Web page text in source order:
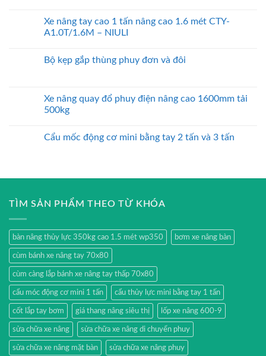
Xe nâng tay cao 1 tấn nâng cao 1.6 mét CTY-
A1.0T/1.6M – NIULI
Bộ kẹp gắp thùng phuy đơn và đôi
Xe nâng quay đổ phuy điện nâng cao 1600mm tải
500kg
Cẩu mốc động cơ mini bằng tay 2 tấn và 3 tấn
TÌM SẢN PHẨM THEO TỪ KHÓA
bàn nâng thủy lực 350kg cao 1.5 mét wp350 bơm xe nâng bàn
cùm bánh xe nâng tay 70x80
cùm càng lắp bánh xe nâng tay thấp 70x80
cẩu móc động cơ mini 1 tấn cẩu thủy lực mini bằng tay 1 tấn
cốt lắp tay bơm giá thang nâng siêu thị lốp xe nâng 600-9
sửa chữa xe nâng sửa chữa xe nâng di chuyển phuy
sửa chữa xe nâng mặt bàn sửa chữa xe nâng phuy